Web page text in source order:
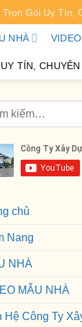
Gói Uy Tín,
NHÀ
TÍN, CHUYÊN
chủ
Nang
NHÀ
MẪU NHÀ
Hệ Công Ty